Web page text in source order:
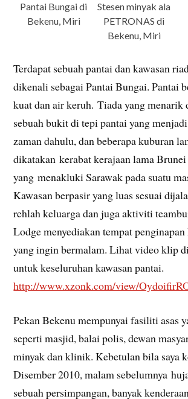
Pantai Bungai di
Bekenu, Miri
Stesen minyak ala
PETRONAS di
Bekenu, Miri
Terdapat sebuah pantai dan kawasan
dikenali sebagai Pantai Bungai. Pantai
kuat dan air keruh. Tiada yang
sebuah bukit di tepi pantai yang
zaman dahulu, dan beberapa kuburan
dikatakan kerabat kerajaan lama Brunei
yang menakluki Sarawak pada suatu
Kawasan berpasir yang luas sesuai
rehlah keluarga dan juga aktiviti
Lodge menyediakan tempat penginapan
yang ingin bermalam. Lihat video klip
untuk keseluruhan kawasan pantai.
http://www.xzonk.com/view/
Pekan Bekenu mempunyai fasiliti asas
seperti masjid, balai polis, dewan
minyak dan klinik. Kebetulan bila saya
Disember 2010, malam sebelumnya
sebuah persimpangan, banyak